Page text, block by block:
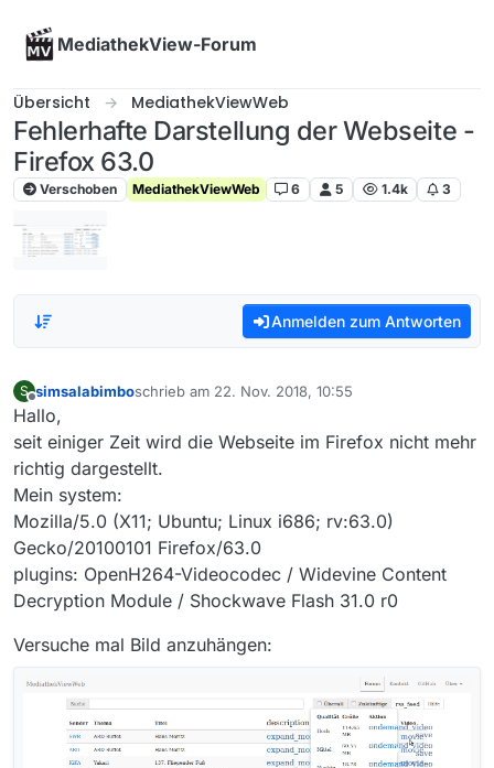
MediathekView-Forum
Übersicht MediathekViewWeb
Fehlerhafte Darstellung der Webseite -
Firefox 63.0
Verschoben MediathekViewWeb 6 5 1.4k 3
Anmelden zum Antworten
S
Offline
simsalabimboschrieb am 22. Nov. 2018, 10:55
zuletzt editiert von
Hallo,
seit einiger Zeit wird die Webseite im Firefox nicht mehr
richtig dargestellt.
Mein system:
Mozilla/5.0 (X11; Ubuntu; Linux i686; rv:63.0)
Gecko/20100101 Firefox/63.0
plugins: OpenH264-Videocodec / Widevine Content
Decryption Module / Shockwave Flash 31.0 r0
Versuche mal Bild anzuhängen: